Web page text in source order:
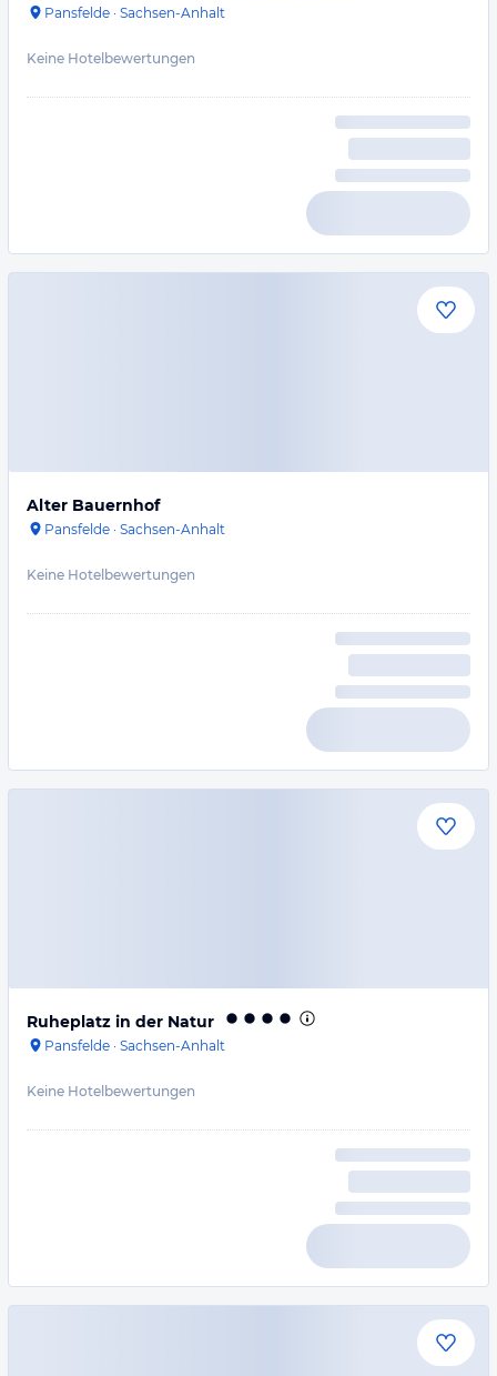
Pansfelde · Sachsen-Anhalt
Keine Hotelbewertungen
Alter Bauernhof
Pansfelde · Sachsen-Anhalt
Keine Hotelbewertungen
Ruheplatz in der Natur
Pansfelde · Sachsen-Anhalt
Keine Hotelbewertungen